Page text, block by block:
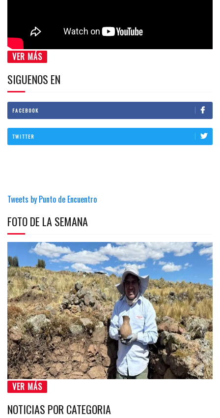
VER MÁS
SIGUENOS EN
FACEBOOK
TWITTER
Tweets by Punto de Encuentro
FOTO DE LA SEMANA
VER MÁS
NOTICIAS POR CATEGORIA